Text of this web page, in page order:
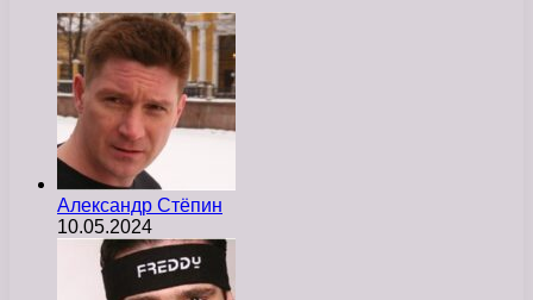
Александр Стёпин
10.05.2024